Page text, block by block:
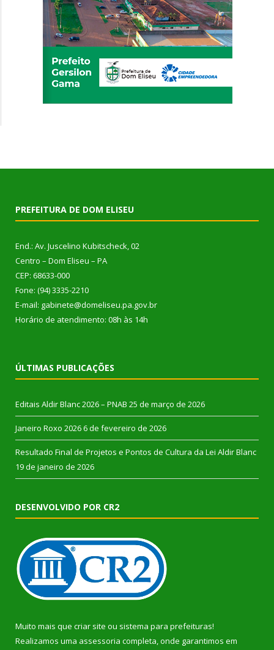
PREFEITURA DE DOM ELISEU
End.: Av. Juscelino Kubitscheck, 02
Centro – Dom Eliseu – PA
CEP: 68633-000
Fone: (94) 3335-2210
E-mail: gabinete@domeliseu.pa.gov.br
Horário de atendimento: 08h às 14h
ÚLTIMAS PUBLICAÇÕES
Editais Aldir Blanc 2026 – PNAB 25 de março de 2026
Janeiro Roxo 2026 6 de fevereiro de 2026
Resultado Final de Projetos e Pontos de Cultura da Lei Aldir Blanc
19 de janeiro de 2026
DESENVOLVIDO POR CR2
Muito mais que criar site ou sistema para prefeituras!
Realizamos uma assessoria completa, onde garantimos em